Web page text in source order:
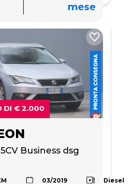
mese
DI € 2.000
Business dsg
03/2019 Diesel